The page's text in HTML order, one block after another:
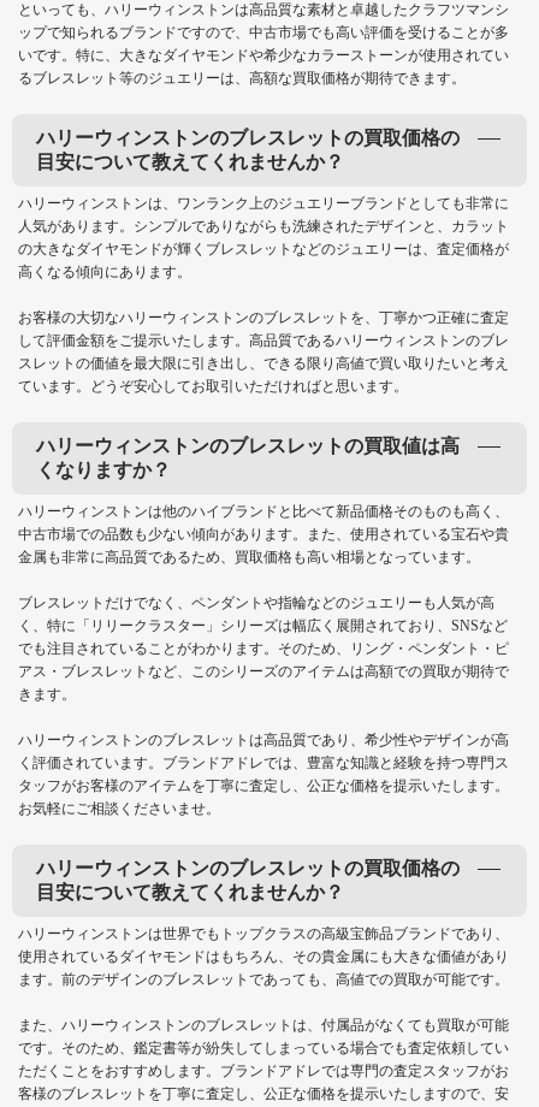
といっても、ハリーウィンストンは高品質な素材と卓越したクラフツマンシ
ップで知られるブランドですので、中古市場でも高い評価を受けることが多
いです。特に、大きなダイヤモンドや希少なカラーストーンが使用されてい
るブレスレット等のジュエリーは、高額な買取価格が期待できます。
ハリーウィンストンのブレスレットの買取価格の
目安について教えてくれませんか？
ハリーウィンストンは、ワンランク上のジュエリーブランドとしても非常に
人気があります。シンプルでありながらも洗練されたデザインと、カラット
の大きなダイヤモンドが輝くブレスレットなどのジュエリーは、査定価格が
高くなる傾向にあります。
お客様の大切なハリーウィンストンのブレスレットを、丁寧かつ正確に査定
して評価金額をご提示いたします。高品質であるハリーウィンストンのブレ
スレットの価値を最大限に引き出し、できる限り高値で買い取りたいと考え
ています。どうぞ安心してお取引いただければと思います。
ハリーウィンストンのブレスレットの買取値は高
くなりますか？
ハリーウィンストンは他のハイブランドと比べて新品価格そのものも高く、
中古市場での品数も少ない傾向があります。また、使用されている宝石や貴
金属も非常に高品質であるため、買取価格も高い相場となっています。
ブレスレットだけでなく、ペンダントや指輪などのジュエリーも人気が高
く、特に「リリークラスター」シリーズは幅広く展開されており、SNSなど
でも注目されていることがわかります。そのため、リング・ペンダント・ピ
アス・ブレスレットなど、このシリーズのアイテムは高額での買取が期待で
きます。
ハリーウィンストンのブレスレットは高品質であり、希少性やデザインが高
く評価されています。ブランドアドレでは、豊富な知識と経験を持つ専門ス
タッフがお客様のアイテムを丁寧に査定し、公正な価格を提示いたします。
お気軽にご相談くださいませ。
ハリーウィンストンのブレスレットの買取価格の
目安について教えてくれませんか？
ハリーウィンストンは世界でもトップクラスの高級宝飾品ブランドであり、
使用されているダイヤモンドはもちろん、その貴金属にも大きな価値があり
ます。前のデザインのブレスレットであっても、高値での買取が可能です。
また、ハリーウィンストンのブレスレットは、付属品がなくても買取が可能
です。そのため、鑑定書等が紛失してしまっている場合でも査定依頼してい
ただくことをおすすめします。ブランドアドレでは専門の査定スタッフがお
客様のブレスレットを丁寧に査定し、公正な価格を提示いたしますので、安